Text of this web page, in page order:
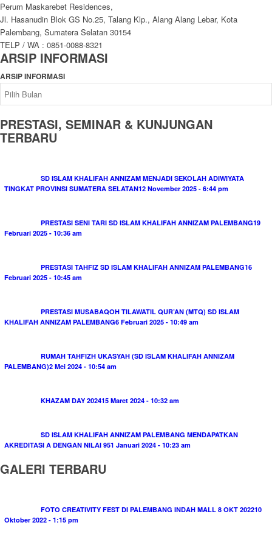
Perum Maskarebet Residences,
Jl. Hasanudin Blok GS No.25, Talang Klp., Alang Alang Lebar, Kota
Palembang, Sumatera Selatan 30154
TELP / WA : 0851-0088-8321
ARSIP INFORMASI
ARSIP INFORMASI
PRESTASI, SEMINAR & KUNJUNGAN
TERBARU
SD ISLAM KHALIFAH ANNIZAM MENJADI SEKOLAH ADIWIYATA
TINGKAT PROVINSI SUMATERA SELATAN12 November 2025 - 6:44 pm
PRESTASI SENI TARI SD ISLAM KHALIFAH ANNIZAM PALEMBANG19
Februari 2025 - 10:36 am
PRESTASI TAHFIZ SD ISLAM KHALIFAH ANNIZAM PALEMBANG16
Februari 2025 - 10:45 am
PRESTASI MUSABAQOH TILAWATIL QUR’AN (MTQ) SD ISLAM
KHALIFAH ANNIZAM PALEMBANG6 Februari 2025 - 10:49 am
RUMAH TAHFIZH UKASYAH (SD ISLAM KHALIFAH ANNIZAM
PALEMBANG)2 Mei 2024 - 10:54 am
KHAZAM DAY 202415 Maret 2024 - 10:32 am
SD ISLAM KHALIFAH ANNIZAM PALEMBANG MENDAPATKAN
AKREDITASI A DENGAN NILAI 951 Januari 2024 - 10:23 am
GALERI TERBARU
FOTO CREATIVITY FEST DI PALEMBANG INDAH MALL 8 OKT 202210
Oktober 2022 - 1:15 pm